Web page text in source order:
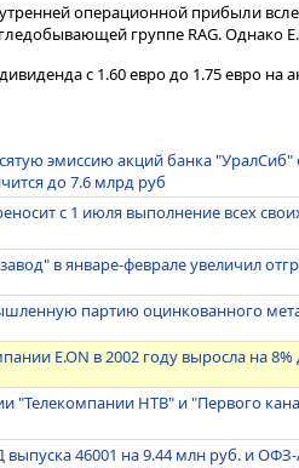
операционной прибыли
группе RAG. Однако
с 1.60 евро до 1.75 евро на
эмиссию акций банка
до 7.6 млрд руб
с 1 июля выполнение всех
в январе-феврале увеличил
партию оцинкованного
E.ON в 2002 году выросла на
"Телекомпании НТВ" и "Первого
46001 на 9.44 млн руб. и ОФЗ-